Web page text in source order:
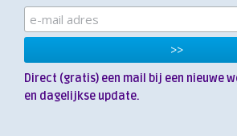
Direct (gratis) een mail bij een nieuwe
en dagelijkse update.